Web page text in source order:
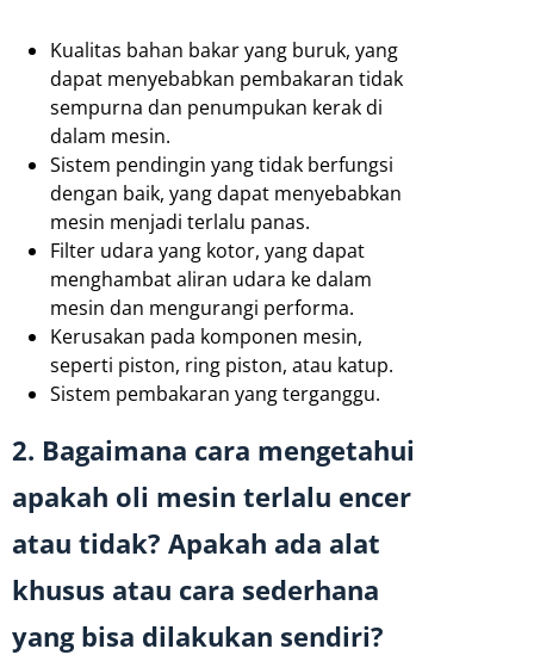
Kualitas bahan bakar yang buruk, yang
dapat menyebabkan pembakaran tidak
sempurna dan penumpukan kerak di
dalam mesin.
Sistem pendingin yang tidak berfungsi
dengan baik, yang dapat menyebabkan
mesin menjadi terlalu panas.
Filter udara yang kotor, yang dapat
menghambat aliran udara ke dalam
mesin dan mengurangi performa.
Kerusakan pada komponen mesin,
seperti piston, ring piston, atau katup.
Sistem pembakaran yang terganggu.
2. Bagaimana cara mengetahui
apakah oli mesin terlalu encer
atau tidak? Apakah ada alat
khusus atau cara sederhana
yang bisa dilakukan sendiri?